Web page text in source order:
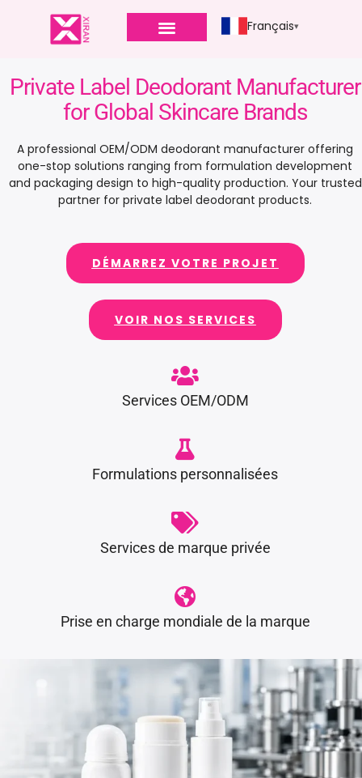
Français
Private Label Deodorant Manufacturer
for Global Skincare Brands
A professional OEM/ODM deodorant manufacturer offering
one-stop solutions ranging from formulation development
and packaging design to high-quality production. Your trusted
partner for private label deodorant products.
DÉMARREZ VOTRE PROJET
VOIR NOS SERVICES
Services OEM/ODM
Formulations personnalisées
Services de marque privée
Prise en charge mondiale de la marque